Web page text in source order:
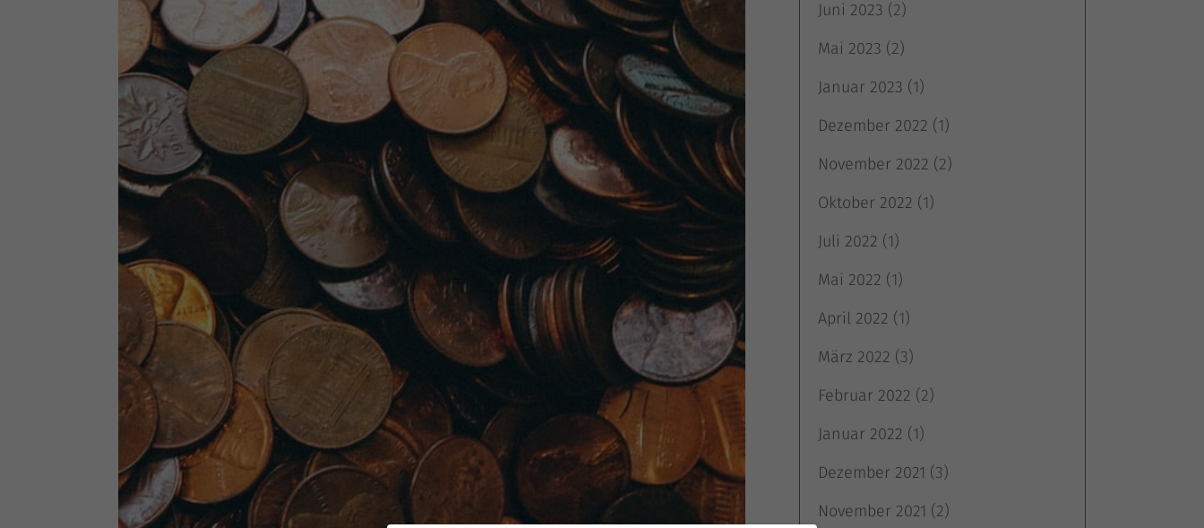
Juni 2023 (2)
Mai 2023 (2)
Januar 2023 (1)
Dezember 2022 (1)
November 2022 (2)
Oktober 2022 (1)
Juli 2022 (1)
Mai 2022 (1)
April 2022 (1)
März 2022 (3)
Februar 2022 (2)
Januar 2022 (1)
Dezember 2021 (3)
November 2021 (2)